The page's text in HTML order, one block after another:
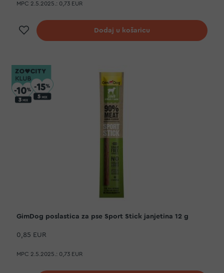
MPC 2.5.2025.: 0,73 EUR
Dodaj na listu želja
Dodaj u košaricu
GimDog poslastica za pse Sport Stick janjetina 12 g
0,85 EUR
MPC 2.5.2025.: 0,73 EUR